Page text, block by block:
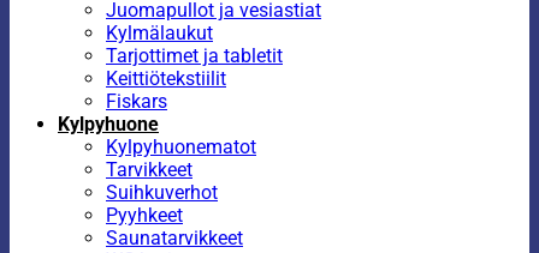
Juomapullot ja vesiastiat
Kylmälaukut
Tarjottimet ja tabletit
Keittiötekstiilit
Fiskars
Kylpyhuone
Kylpyhuonematot
Tarvikkeet
Suihkuverhot
Pyyhkeet
Saunatarvikkeet